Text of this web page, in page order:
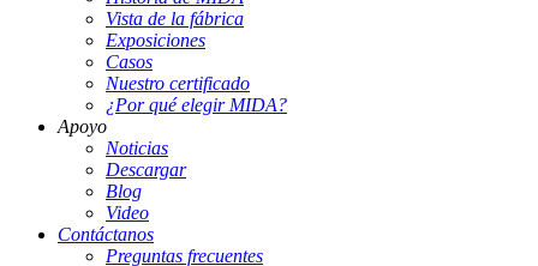
Vista de la fábrica
Exposiciones
Casos
Nuestro certificado
¿Por qué elegir MIDA?
Apoyo
Noticias
Descargar
Blog
Video
Contáctanos
Preguntas frecuentes